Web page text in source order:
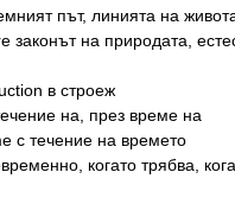
път, линията на
законът на природата,
в строеж
на, през време на
с течение на времето
когато трябва,